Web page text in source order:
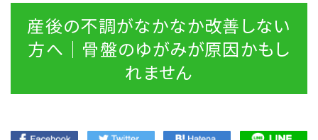
産後の不調がなかなか改善しない
方へ｜骨盤のゆがみが原因かもし
れません